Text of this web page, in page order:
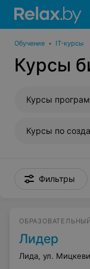
Обучение • IT-курсы
Курсы
Курсы
Курсы по
Фильтры
Лидер
Лида, ул.